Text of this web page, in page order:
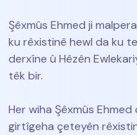
Şêxmûs Ehmed ji
ku rêxistinê hewl da ku
derxîne û Hêzên
têk bir.
Her wiha Şêxmûs
girtîgeha çeteyên